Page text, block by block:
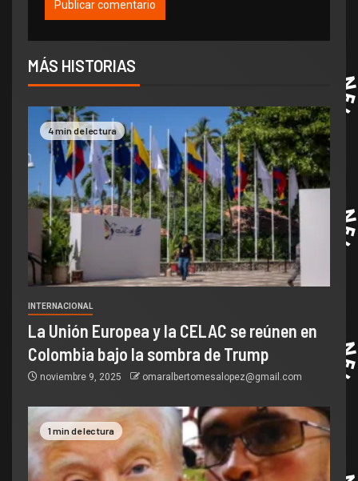
MÁS HISTORIAS
4 min de lectura
INTERNACIONAL
La Unión Europea y la CELAC se reúnen en
Colombia bajo la sombra de Trump
noviembre 9, 2025 omaralbertomesalopez@gmail.com
1 min de lectura